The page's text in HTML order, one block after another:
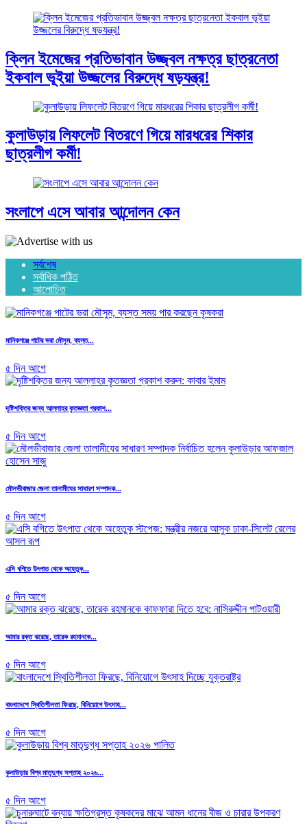
ক্লিন ইমেজের প্রতিভাবান উজ্জ্বল নক্ষত্র ছাত্রনেতা
ইকবাল ভূইয়া উজ্জলের বিরুদ্ধে ষড়যন্ত্র!
কুলাউড়ায় লিফলেট বিতরণে গিয়ে মারধরের শিকার
ছাত্রলীগ কর্মী!
সংলাপে এসে আবার আন্দোলন কেন
সর্বশেষ
সর্বাধিক পঠিত
আলোচিত
মানিকগঞ্জে পাটের ভরা মৌসুম, ব্যস্ত...
৫ দিন আগে
দৃষ্টিশক্তির জন্য আল্লাহর কৃতজ্ঞতা প্রকাশ...
৫ দিন আগে
মৌলভীবাজার জেলা তালামীযের সাধারণ সম্পাদক...
৫ দিন আগে
এসি বগিতে উৎপাত থেকে অহেতুক...
৫ দিন আগে
আমার রক্ত ঝরেছে, তারেক রহমানকে...
৫ দিন আগে
বাংলাদেশে স্থিতিশীলতা ফিরছে, বিনিয়োগে উৎসাহ...
৫ দিন আগে
কুলাউড়ায় বিশ্ব মাতৃদুগ্ধ সপ্তাহ ২০২৬...
৫ দিন আগে